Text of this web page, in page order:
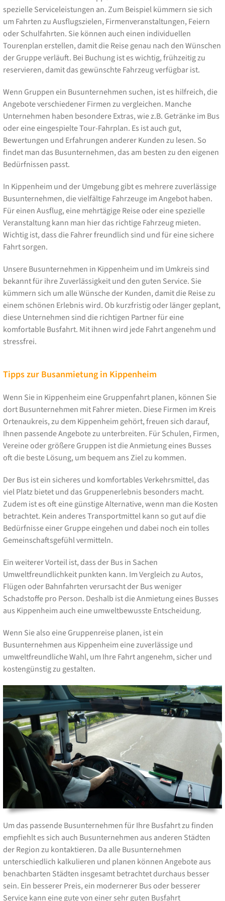
spezielle Serviceleistungen an. Zum Beispiel kümmern sie sich
um Fahrten zu Ausflugszielen, Firmenveranstaltungen, Feiern
oder Schulfahrten. Sie können auch einen individuellen
Tourenplan erstellen, damit die Reise genau nach den Wünschen
der Gruppe verläuft. Bei Buchung ist es wichtig, frühzeitig zu
reservieren, damit das gewünschte Fahrzeug verfügbar ist.
Wenn Gruppen ein Busunternehmen suchen, ist es hilfreich, die
Angebote verschiedener Firmen zu vergleichen. Manche
Unternehmen haben besondere Extras, wie z.B. Getränke im Bus
oder eine eingespielte Tour-Fahrplan. Es ist auch gut,
Bewertungen und Erfahrungen anderer Kunden zu lesen. So
findet man das Busunternehmen, das am besten zu den eigenen
Bedürfnissen passt.
In Kippenheim und der Umgebung gibt es mehrere zuverlässige
Busunternehmen, die vielfältige Fahrzeuge im Angebot haben.
Für einen Ausflug, eine mehrtägige Reise oder eine spezielle
Veranstaltung kann man hier das richtige Fahrzeug mieten.
Wichtig ist, dass die Fahrer freundlich sind und für eine sichere
Fahrt sorgen.
Unsere Busunternehmen in Kippenheim und im Umkreis sind
bekannt für ihre Zuverlässigkeit und den guten Service. Sie
kümmern sich um alle Wünsche der Kunden, damit die Reise zu
einem schönen Erlebnis wird. Ob kurzfristig oder länger geplant,
diese Unternehmen sind die richtigen Partner für eine
komfortable Busfahrt. Mit ihnen wird jede Fahrt angenehm und
stressfrei.
Tipps zur Busanmietung in Kippenheim
Wenn Sie in Kippenheim eine Gruppenfahrt planen, können Sie
dort Busunternehmen mit Fahrer mieten. Diese Firmen im Kreis
Ortenaukreis, zu dem Kippenheim gehört, freuen sich darauf,
Ihnen passende Angebote zu unterbreiten. Für Schulen, Firmen,
Vereine oder größere Gruppen ist die Anmietung eines Busses
oft die beste Lösung, um bequem ans Ziel zu kommen.
Der Bus ist ein sicheres und komfortables Verkehrsmittel, das
viel Platz bietet und das Gruppenerlebnis besonders macht.
Zudem ist es oft eine günstige Alternative, wenn man die Kosten
betrachtet. Kein anderes Transportmittel kann so gut auf die
Bedürfnisse einer Gruppe eingehen und dabei noch ein tolles
Gemeinschaftsgefühl vermitteln.
Ein weiterer Vorteil ist, dass der Bus in Sachen
Umweltfreundlichkeit punkten kann. Im Vergleich zu Autos,
Flügen oder Bahnfahrten verursacht der Bus weniger
Schadstoffe pro Person. Deshalb ist die Anmietung eines Busses
aus Kippenheim auch eine umweltbewusste Entscheidung.
Wenn Sie also eine Gruppenreise planen, ist ein
Busunternehmen aus Kippenheim eine zuverlässige und
umweltfreundliche Wahl, um Ihre Fahrt angenehm, sicher und
kostengünstig zu gestalten.
Um das passende Busunternehmen für Ihre Busfahrt zu finden
empfiehlt es sich auch Busunternehmen aus anderen Städten
der Region zu kontaktieren. Da alle Busunternehmen
unterschiedlich kalkulieren und planen können Angebote aus
benachbarten Städten insgesamt betrachtet durchaus besser
sein. Ein besserer Preis, ein modernerer Bus oder besserer
Service kann eine gute von einer sehr guten Busfahrt